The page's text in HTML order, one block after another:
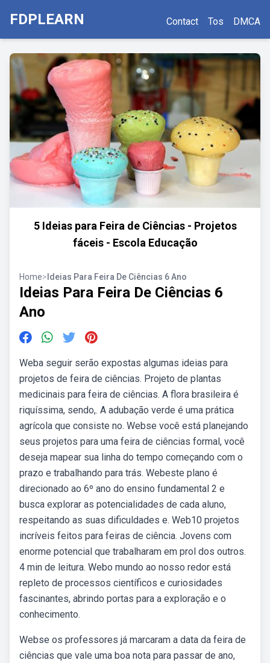
FDPLEARN Contact Tos DMCA
5 Ideias para Feira de Ciências - Projetos
fáceis - Escola Educação
Home> Ideias Para Feira De Ciências 6 Ano
Ideias Para Feira De Ciências 6
Ano
Weba seguir serão expostas algumas ideias para
projetos de feira de ciências. Projeto de plantas
medicinais para feira de ciências. A flora brasileira é
riquíssima, sendo,. A adubação verde é uma prática
agrícola que consiste no. Webse você está planejando
seus projetos para uma feira de ciências formal, você
deseja mapear sua linha do tempo começando com o
prazo e trabalhando para trás. Webeste plano é
direcionado ao 6º ano do ensino fundamental 2 e
busca explorar as potencialidades de cada aluno,
respeitando as suas dificuldades e. Web10 projetos
incríveis feitos para feiras de ciência. Jovens com
enorme potencial que trabalharam em prol dos outros.
4 min de leitura. Webo mundo ao nosso redor está
repleto de processos científicos e curiosidades
fascinantes, abrindo portas para a exploração e o
conhecimento.
Webse os professores já marcaram a data da feira de
ciências que vale uma boa nota para passar de ano,